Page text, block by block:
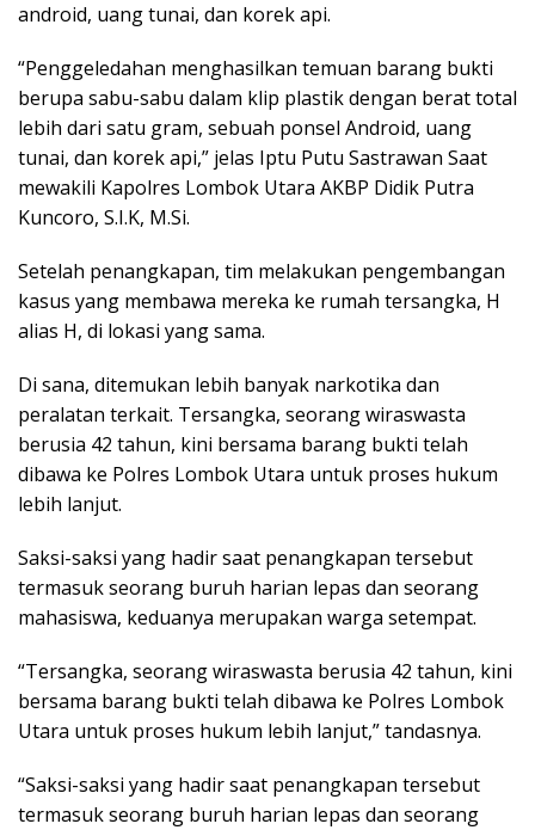
android, uang tunai, dan korek api.
“Penggeledahan menghasilkan temuan barang bukti
berupa sabu-sabu dalam klip plastik dengan berat total
lebih dari satu gram, sebuah ponsel Android, uang
tunai, dan korek api,” jelas Iptu Putu Sastrawan Saat
mewakili Kapolres Lombok Utara AKBP Didik Putra
Kuncoro, S.I.K, M.Si.
Setelah penangkapan, tim melakukan pengembangan
kasus yang membawa mereka ke rumah tersangka, H
alias H, di lokasi yang sama.
Di sana, ditemukan lebih banyak narkotika dan
peralatan terkait. Tersangka, seorang wiraswasta
berusia 42 tahun, kini bersama barang bukti telah
dibawa ke Polres Lombok Utara untuk proses hukum
lebih lanjut.
Saksi-saksi yang hadir saat penangkapan tersebut
termasuk seorang buruh harian lepas dan seorang
mahasiswa, keduanya merupakan warga setempat.
“Tersangka, seorang wiraswasta berusia 42 tahun, kini
bersama barang bukti telah dibawa ke Polres Lombok
Utara untuk proses hukum lebih lanjut,” tandasnya.
“Saksi-saksi yang hadir saat penangkapan tersebut
termasuk seorang buruh harian lepas dan seorang